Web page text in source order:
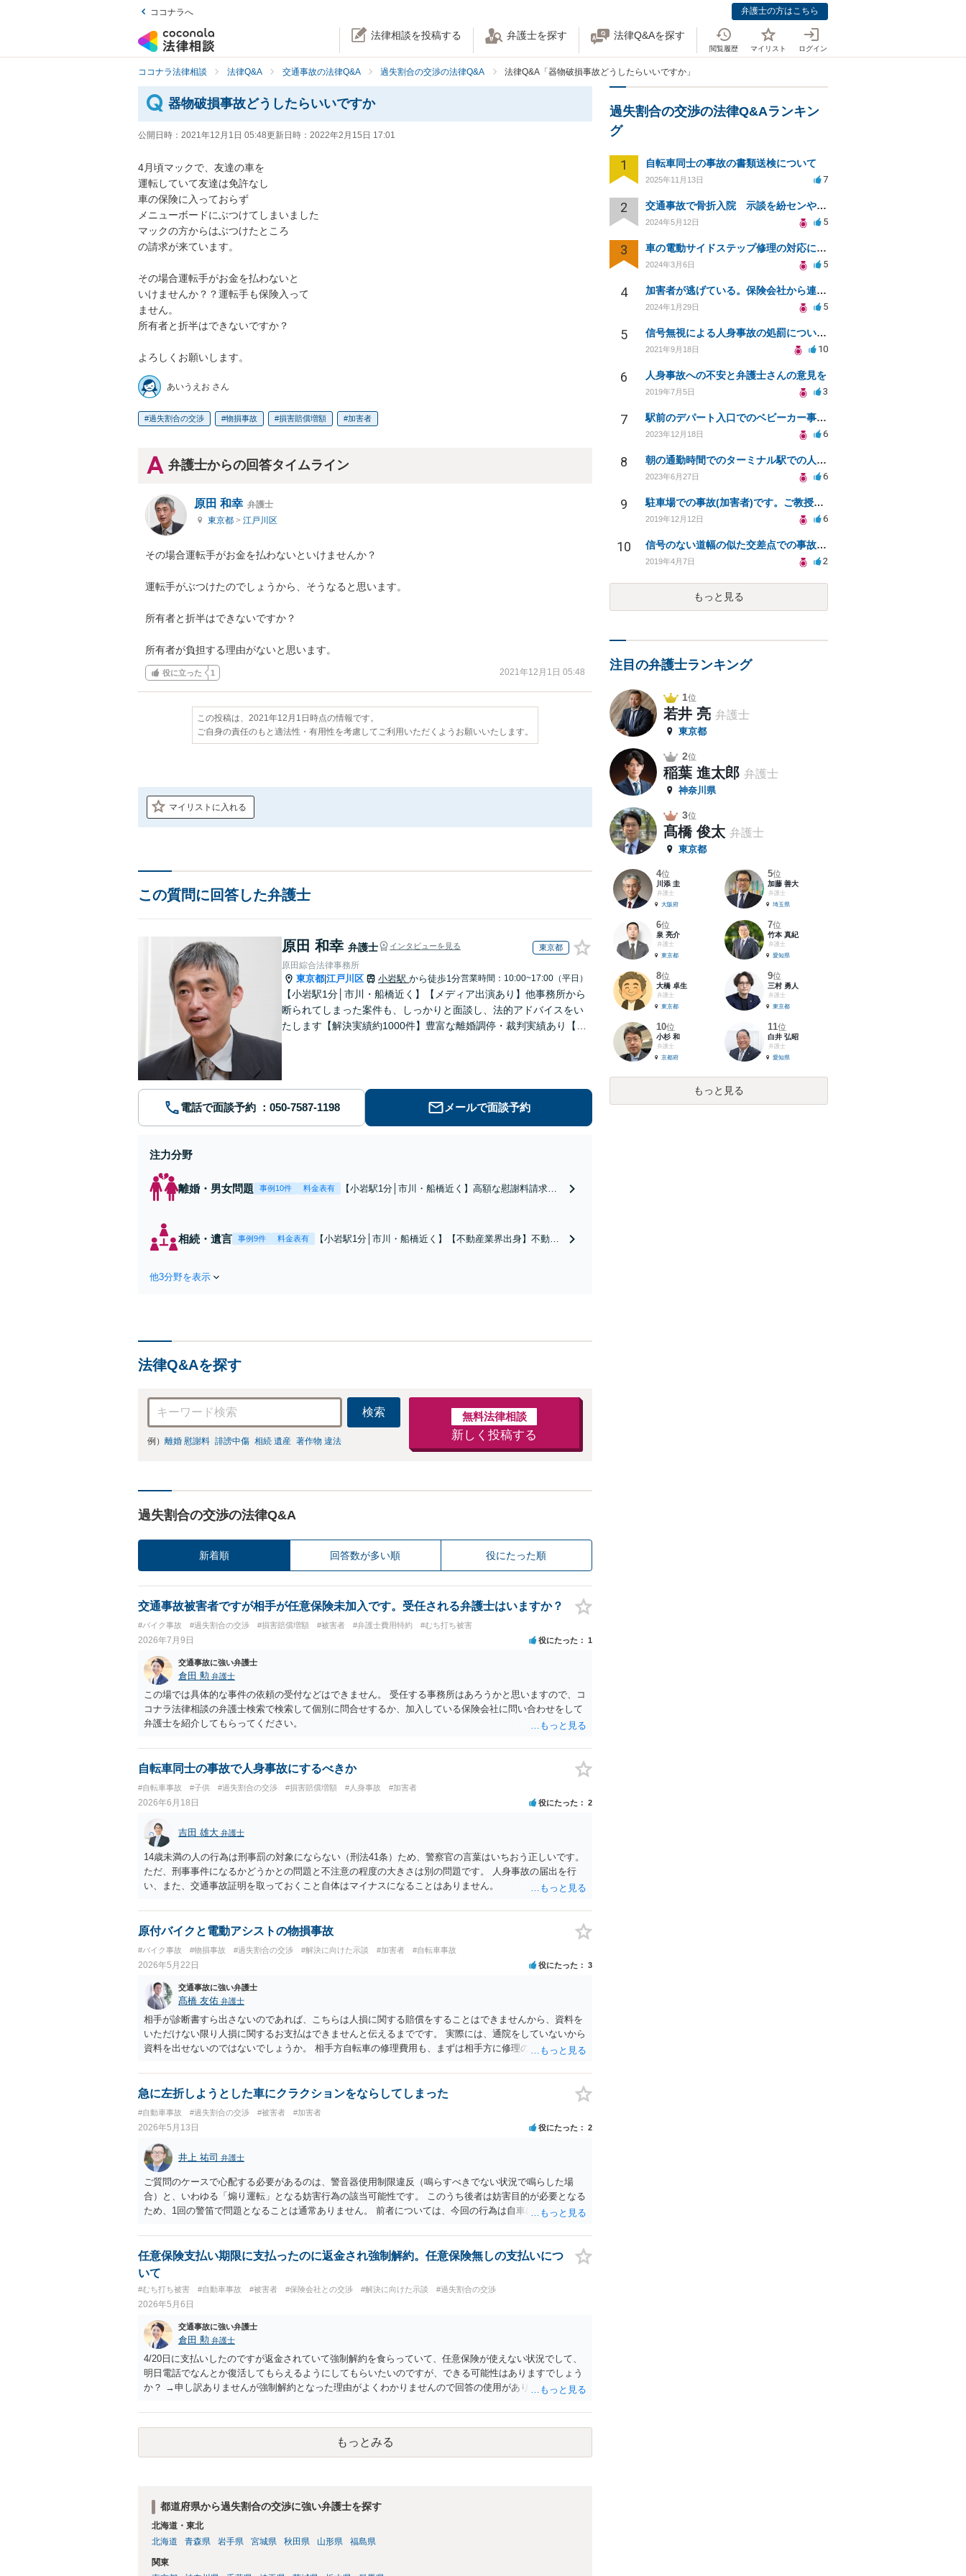
ココナラへ 弁護士の方はこちら
法律相談を投稿する 弁護士を探す 法律Q&Aを探す
閲覧履歴 マイリスト ログイン
ココナラ法律相談 法律Q&A 交通事故の法律Q&A 過失割合の交渉の法律Q&A 法律Q&A「器物破損事故どうしたらいいですか」
器物破損事故どうしたらいいですか
公開日時： 2021年12月1日 05:48更新日時： 2022年2月15日 17:01
4月頃マックで、友達の車を
運転していて友達は免許なし
車の保険に入っておらず
メニューボードにぶつけてしまいました
マックの方からはぶつけたところ
の請求が来ています。
その場合運転手がお金を払わないと
いけませんか？？運転手も保険入って
ません。
所有者と折半はできないですか？
よろしくお願いします。
あいうえお さん
過失割合の交渉 物損事故 損害賠償増額 加害者
弁護士からの回答タイムライン
原田 和幸 弁護士
東京都 > 江戸川区
その場合運転手がお金を払わないといけませんか？
運転手がぶつけたのでしょうから、そうなると思います。
所有者と折半はできないですか？
所有者が負担する理由がないと思います。
役に立った 1 2021年12月1日 05:48
この投稿は、2021年12月1日時点の情報です。
ご自身の責任のもと適法性・有用性を考慮してご利用いただくようお願いいたします。
マイリストに入れる
この質問に回答した弁護士
原田 和幸 弁護士 インタビューを見る 東京都
原田綜合法律事務所
東京都 江戸川区 小岩駅 から徒歩1分営業時間：10:00~17:00（平日）
【小岩駅1分│市川・船橋近く】【メディア出演あり】他事務所から
断られてしまった案件も、しっかりと面談し、法的アドバイスをい
たします【解決実績約1000件】豊富な離婚調停・裁判実績あり【不
電話で面談予約 メールで面談予約
注力分野
離婚・男女問題 事例10件 料金表有
【小岩駅1分│市川・船橋近く】高額な慰謝料請求の
家の財産分与に対応！離婚に関するお悩みは、お気
軽にご相談ください【メディア出演】【早朝・夜間
相続・遺言 事例9件 料金表有
【小岩駅1分│市川・船橋近く】【不動産業界出身】不動産
他3分野を表示
法律Q&Aを探す
検索
例） 離婚 慰謝料 誹謗中傷 相続 遺産 著作物 違法
無料法律相談
新しく投稿する
過失割合の交渉の法律Q&A
新着順 回答数が多い順 役にたった順
交通事故被害者ですが相手が任意保険未加入です。受任される弁護士はいますか？
#バイク事故 #過失割合の交渉 #損害賠償増額 #被害者 #弁護士費用特約 #むち打ち被害
2026年7月9日 役にたった 1
交通事故に強い弁護士
倉田 勲 弁護士
この場では具体的な事件の依頼の受付などはできません。 受任する事務所はあろうかと思いますので、コ
コナラ法律相談の弁護士検索で検索して個別に問合せするか、加入している保険会社に問い合わせをして
弁護士を紹介してもらってください。
自転車同士の事故で人身事故にするべきか
#自転車事故 #子供 #過失割合の交渉 #損害賠償増額 #人身事故 #加害者
2026年6月18日 役にたった 2
吉田 雄大 弁護士
14歳未満の人の行為は刑事罰の対象にならない（刑法41条）ため、警察官の言葉はいちおう正しいです。
ただ、刑事事件になるかどうかとの問題と不注意の程度の大きさは別の問題です。 人身事故の届出を行
い、また、交通事故証明を取っておくこと自体はマイナスになることはありません。
原付バイクと電動アシストの物損事故
#バイク事故 #物損事故 #過失割合の交渉 #解決に向けた示談 #加害者 #自転車事故
2026年5月22日 役にたった 3
交通事故に強い弁護士
髙橋 友佑 弁護士
相手が診断書すら出さないのであれば、こちらは人損に関する賠償をすることはできませんから、資料を
いただけない限り人損に関するお支払はできませんと伝えるまでです。 実際には、通院をしていないから
資料を出せないのではないでしょうか。 相手方自転車の修理費用も、まずは相手方に修理の見積書を出し
して、自転車の時価を限度としたお支払しかする必要はありません。しかも、そこに当方の過失割合をか
けることになります。 要するに、相手の自転車の時価が５万円で、修理費用が１０万円、当方の過失割合
なります。 時価は、同種同等の中古品が市場でいくらで取引をされているかを、インターネット等で調べ
るしかありません。 当方にも物損が生じており、かつ当方の過失割合が１０割でない限りは、修理費用を
請求することが可能です。 例えば、原付の時価が２０万円で、修理費用が１０万円、当方の過失割合が５
割の場合、当方は、物損として５万円を請求できることになります。 実際には、相手方の請求権と相殺処
理をした上、２万５０００円を請求していくことになるでしょう。
急に左折しようとした車にクラクションをならしてしまった
#自動車事故 #過失割合の交渉 #被害者 #加害者
2026年5月13日 役にたった 2
井上 祐司 弁護士
ご質問のケースで心配する必要があるのは、警音器使用制限違反（鳴らすべきでない状況で鳴らした場
合）と、いわゆる「煽り運転」となる妨害行為の該当可能性です。 このうち後者は妨害目的が必要となる
ため、1回の警笛で問題となることは通常ありません。 前者については、今回の行為は自車に接近した危
なることはないと考えます。
任意保険支払い期限に支払ったのに返金され強制解約。任意保険無しの支払いにつ
いて
#むち打ち被害 #自動車事故 #被害者 #保険会社との交渉 #解決に向けた示談 #過失割合の交渉
2026年5月6日
交通事故に強い弁護士
倉田 勲 弁護士
4/20日に支払いしたのですが返金されていて強制解約を食らっていて、任意保険が使えない状況でして、
明日電話でなんとか復活してもらえるようにしてもらいたいのですが、できる可能性はありますでしょう
か？ →申し訳ありませんが強制解約となった理由がよくわかりませんので回答の使用がありません。 ま
えない金額になりそうでこの先人生終わるんじゃないかと思っています。 →支払いが困難な場合、破産含
めた債務整理の方法もありますので、その場合はお近くの法律事務所でご相談ください。
もっとみる
都道府県から過失割合の交渉に強い弁護士を探す
北海道・東北
北海道
青森県 岩手県 宮城県 秋田県 山形県 福島県
関東
過失割合の交渉の法律Q&Aランキン
グ
1 自転車同士の事故の書類送検について
2025年11月13日 7
2 交通事故で骨折入院 示談を紛センや弁センに頼むのと弁護士に頼むのはどちらがいいのか
2024年5月12日 5
3 車の電動サイドステップ修理の対応について
2024年3月6日 5
4 加害者が逃げている。保険会社から連絡がない。
2024年1月29日 5
5 信号無視による人身事故の処罰について教えてください。
2021年9月18日 10
6 人身事故への不安と弁護士さんの意見を
2019年7月5日 3
7 駅前のデパート入口でのベビーカー事故における弁償義務について
2023年12月18日 6
8 朝の通勤時間でのターミナル駅での人同士の接触事故
2023年6月27日 6
9 駐車場での事故(加害者)です。ご教授願います。
2019年12月12日 6
10 信号のない道幅の似た交差点での事故について
2019年4月7日 2
もっと見る
注目の弁護士ランキング
1位
若井 亮 弁護士
東京都
2位
稲葉 進太郎 弁護士
神奈川県
3位
髙橋 俊太 弁護士
東京都
4位
川添 圭
弁護士
大阪府
5位
加藤 善大
弁護士
埼玉県
6位
泉 亮介
弁護士
東京都
7位
竹本 真紀
弁護士
愛知県
8位
大橋 卓生
弁護士
東京都
9位
三村 勇人
弁護士
東京都
10位
小杉 和
弁護士
京都府
11位
白井 弘昭
弁護士
愛知県
もっと見る